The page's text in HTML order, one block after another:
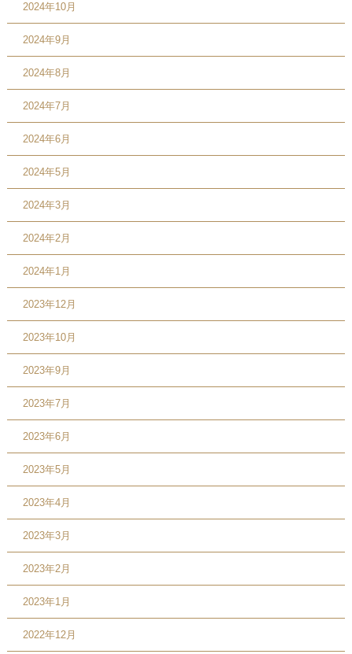
2024年10月
2024年9月
2024年8月
2024年7月
2024年6月
2024年5月
2024年3月
2024年2月
2024年1月
2023年12月
2023年10月
2023年9月
2023年7月
2023年6月
2023年5月
2023年4月
2023年3月
2023年2月
2023年1月
2022年12月